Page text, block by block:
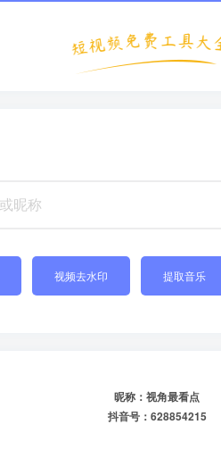
视频去水印 提取音乐
昵称：视角最看点
抖音号：628854215